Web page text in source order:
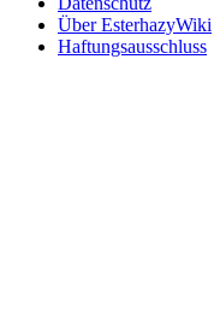
Über EsterhazyWiki
Haftungsausschluss